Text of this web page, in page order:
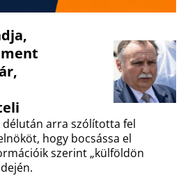
arra szólította fel
hogy bocsássa el
szerint „külföldön